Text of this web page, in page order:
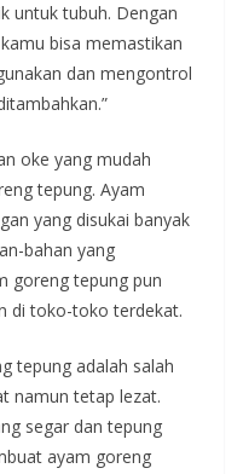
untuk tubuh. Dengan
bisa memastikan
dan mengontrol
oke yang mudah
tepung. Ayam
yang disukai banyak
bahan yang
goreng tepung pun
di toko-toko terdekat.
tepung adalah salah
namun tetap lezat.
segar dan tepung
ayam goreng